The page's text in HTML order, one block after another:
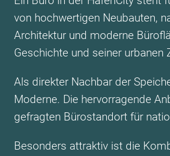
von hochwertigen Neubauten,
Architektur und moderne
Geschichte und seiner urbanen
Als direkter Nachbar der
Moderne. Die hervorragende
gefragten Bürostandort für
Besonders attraktiv ist die